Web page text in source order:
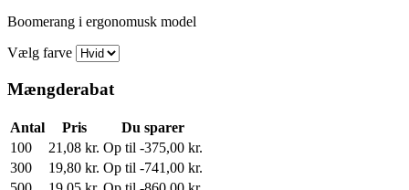
Boomerang i ergonomusk model
Vælg farve
Mængderabat
Antal Pris
Du sparer
100
21,08 kr. Op til -375,00 kr.
300
19,80 kr. Op til -741,00 kr.